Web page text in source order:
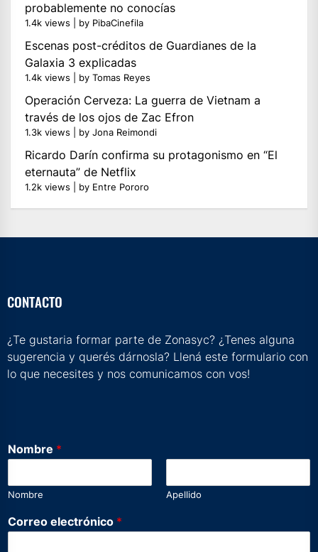
probablemente no conocías
1.4k views by PibaCinefila
Escenas post-créditos de Guardianes de la
Galaxia 3 explicadas
1.4k views by Tomas Reyes
Operación Cerveza: La guerra de Vietnam a
través de los ojos de Zac Efron
1.3k views by Jona Reimondi
Ricardo Darín confirma su protagonismo en “El
eternauta” de Netflix
1.2k views by Entre Pororo
CONTACTO
¿Te gustaria formar parte de Zonasyc? ¿Tenes alguna
sugerencia y querés dárnosla? Llená este formulario con
lo que necesites y nos comunicamos con vos!
Nombre *
Nombre Apellido
Correo electrónico *